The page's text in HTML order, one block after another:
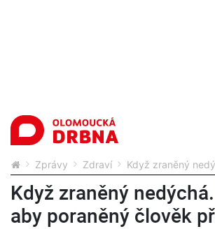
Zprávy Zdraví Když zraněný
Když zraněný
aby poraněný člověk